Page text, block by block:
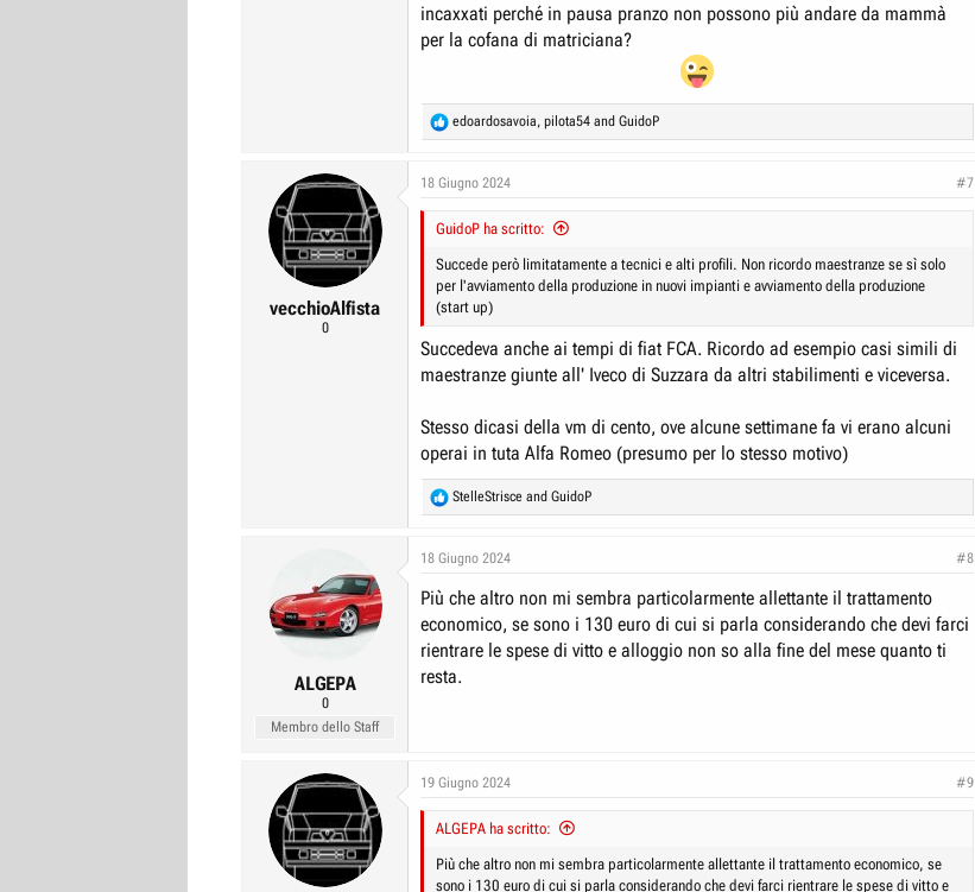
incaxxati perché in pausa pranzo non possono più andare da mammà
per la cofana di matriciana?
R
e
c
i
n
s
:
edoardosavoia, pilota54 and GuidoP
vecchioAlfista
0
18 Giugno 2024 #7
GuidoP ha scritto:
Succede però limitatamente a tecnici e alti profili. Non ricordo maestranze se sì solo
per l'avviamento della produzione in nuovi impianti e avviamento della produzione
(start up)
Succedeva anche ai tempi di fiat FCA. Ricordo ad esempio casi simili di
maestranze giunte all' Iveco di Suzzara da altri stabilimenti e viceversa.
Stesso dicasi della vm di cento, ove alcune settimane fa vi erano alcuni
operai in tuta Alfa Romeo (presumo per lo stesso motivo)
R
e
c
i
n
s
:
StelleStrisce and GuidoP
ALGEPA
0
Membro dello Staff
18 Giugno 2024 #8
Più che altro non mi sembra particolarmente allettante il trattamento
economico, se sono i 130 euro di cui si parla considerando che devi farci
rientrare le spese di vitto e alloggio non so alla fine del mese quanto ti
resta.
19 Giugno 2024 #9
ALGEPA ha scritto:
Più che altro non mi sembra particolarmente allettante il trattamento economico, se
sono i 130 euro di cui si parla considerando che devi farci rientrare le spese di vitto e